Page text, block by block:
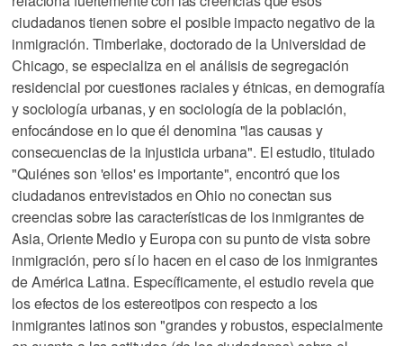
ciudadanos tienen sobre el posible impacto negativo de la
inmigración. Timberlake, doctorado de la Universidad de
Chicago, se especializa en el análisis de segregación
residencial por cuestiones raciales y étnicas, en demografía
y sociología urbanas, y en sociología de la población,
enfocándose en lo que él denomina "las causas y
consecuencias de la injusticia urbana". El estudio, titulado
"Quiénes son 'ellos' es importante", encontró que los
ciudadanos entrevistados en Ohio no conectan sus
creencias sobre las características de los inmigrantes de
Asia, Oriente Medio y Europa con su punto de vista sobre
inmigración, pero sí lo hacen en el caso de los inmigrantes
de América Latina. Específicamente, el estudio revela que
los efectos de los estereotipos con respecto a los
inmigrantes latinos son "grandes y robustos, especialmente